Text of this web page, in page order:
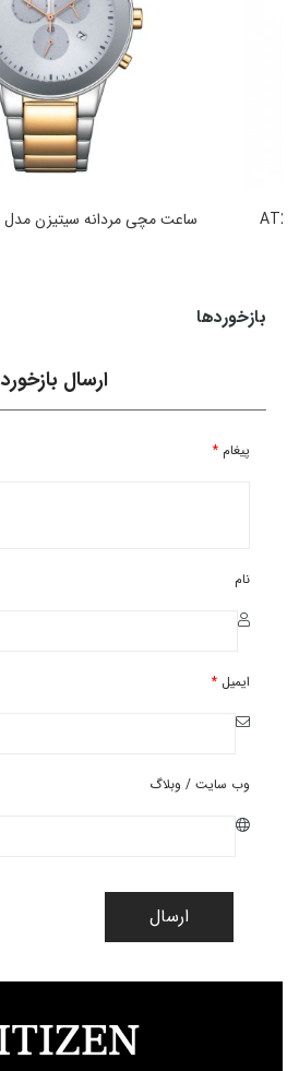
ساعت مچی مردانه سیتیزن مدل AT2244-84A
بازخوردها
ارسال بازخورد
پیغام *
نام
ایمیل *
وب سایت / وبلاگ
ارسال